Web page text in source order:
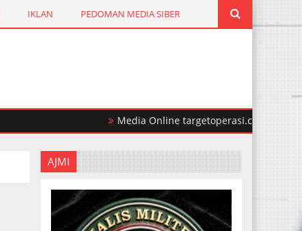
IKLAN PEDOMAN MEDIA SIBER
Media Online targetoperasi.com
AJMI